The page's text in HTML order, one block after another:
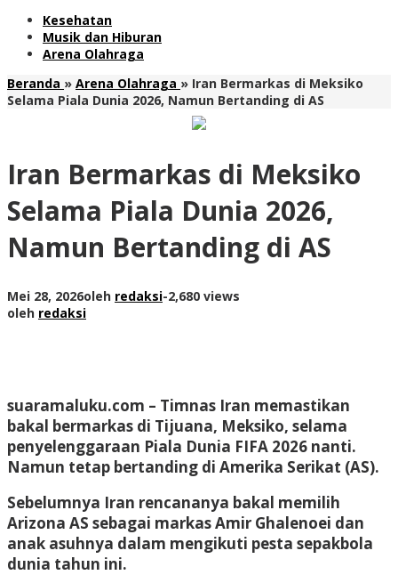
Kesehatan
Musik dan Hiburan
Arena Olahraga
Beranda » Arena Olahraga » Iran Bermarkas di Meksiko
Selama Piala Dunia 2026, Namun Bertanding di AS
Iran Bermarkas di Meksiko
Selama Piala Dunia 2026,
Namun Bertanding di AS
Mei 28, 2026oleh redaksi-2,680 views
oleh redaksi
suaramaluku.com – Timnas Iran memastikan
bakal bermarkas di Tijuana, Meksiko, selama
penyelenggaraan Piala Dunia FIFA 2026 nanti.
Namun tetap bertanding di Amerika Serikat (AS).
Sebelumnya Iran rencananya bakal memilih
Arizona AS sebagai markas Amir Ghalenoei dan
anak asuhnya dalam mengikuti pesta sepakbola
dunia tahun ini.